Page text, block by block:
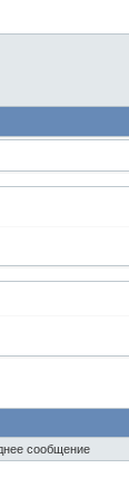
сообщение